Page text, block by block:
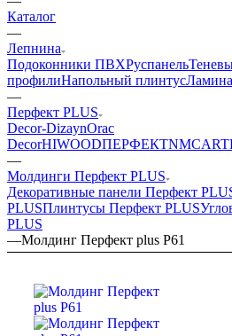
Каталог
—
Лепнина
Подоконники ПВХРуспанель
профилиНапольный плинтус
—
Перфект PLUS
Decor-DizaynOrac
DecorHIWOODПЕРФЕКТNMC
—
Молдинги Перфект PLUS
Декоративные панели Перфект
PLUSПлинтусы Перфект PLUS
PLUS
—Молдинг Перфект plus P61